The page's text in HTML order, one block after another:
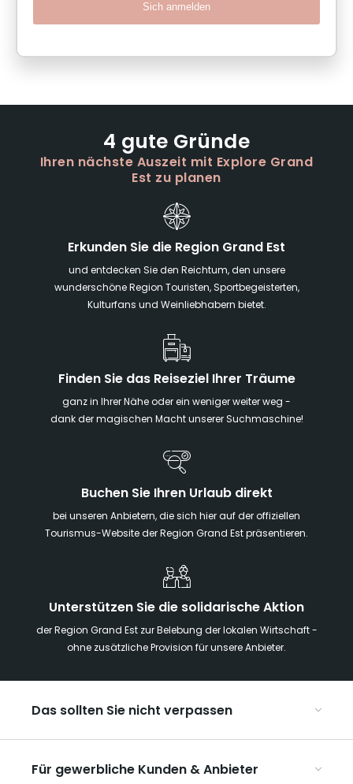
Sich anmelden
4 gute Gründe
Ihren nächste Auszeit mit Explore Grand
Est zu planen
Erkunden Sie die Region Grand Est
und entdecken Sie den Reichtum, den unsere
wunderschöne Region Touristen, Sportbegeisterten,
Kulturfans und Weinliebhabern bietet.
Finden Sie das Reiseziel Ihrer Träume
ganz in Ihrer Nähe oder ein weniger weiter weg -
dank der magischen Macht unserer Suchmaschine!
Buchen Sie Ihren Urlaub direkt
bei unseren Anbietern, die sich hier auf der offiziellen
Tourismus-Website der Region Grand Est präsentieren.
Unterstützen Sie die solidarische Aktion
der Region Grand Est zur Belebung der lokalen Wirtschaft -
ohne zusätzliche Provision für unsere Anbieter.
Das sollten Sie nicht verpassen
Die Weihnachtsmärkte im Grand Est
Für gewerbliche Kunden & Anbieter